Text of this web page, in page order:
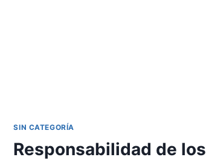
SIN CATEGORÍA
Responsabilidad de los